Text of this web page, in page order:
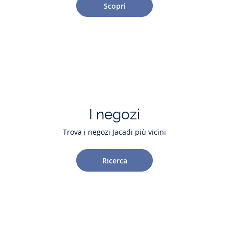
Scopri
I negozi
Trova i negozi Jacadi più vicini
Ricerca